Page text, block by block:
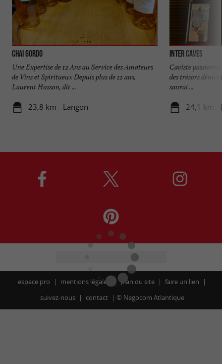
Chai Gordo
Une Expertise de 12 Ans au Service des Amateurs
de Vins et Spiritueux Depuis plus de 12 ans,
Laurent Husson, dit ...
23,8 km - Langon
Inter Caves
Caviste
des trésors
saurai ...
24,1 km -
espace pro mentions légales plan du site
faire un lien
suivez-nous
contact © Negocom Atlantique